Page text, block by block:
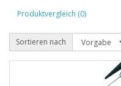
Produktvergleich (0)
Sortieren nach